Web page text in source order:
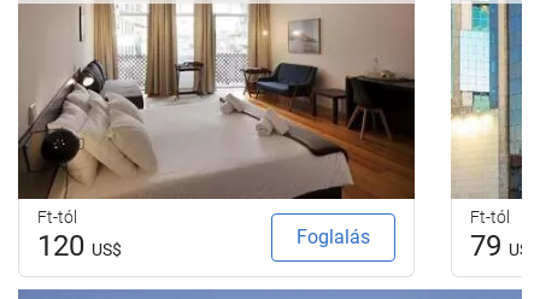
Ft-tól
120 US$
Foglalás
Ft-tól
79 US$